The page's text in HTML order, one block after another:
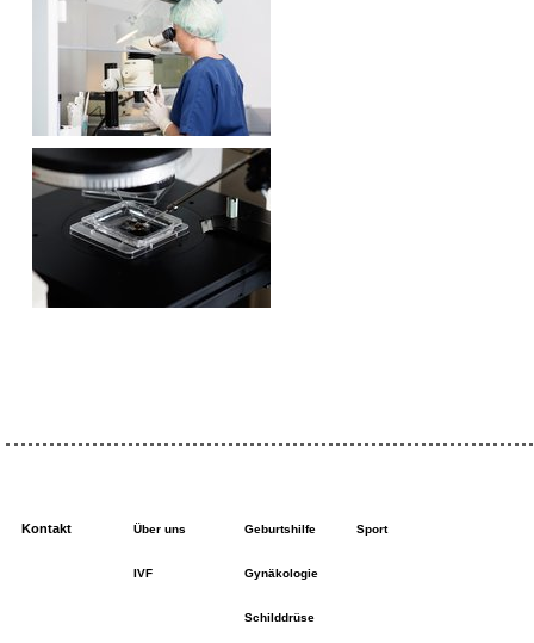
Kontakt Über uns
IVF
Geburtshilfe
Gynäkologie
Schilddrüse
Sport